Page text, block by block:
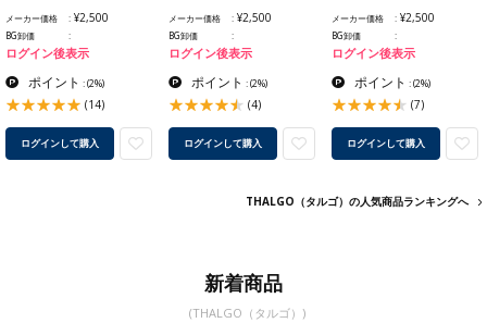
メーカー価格 ¥2,500
BG卸価
ログイン後表示
ポイント :(2%)
(14)
ログインして購入
メーカー価格 ¥2,500
BG卸価
ログイン後表示
ポイント :(2%)
(4)
ログインして購入
メーカー価格 ¥2,500
BG卸価
ログイン後表示
ポイント :(2%)
(7)
ログインして購入
THALGO（タルゴ）の人気商品ランキングへ
新着商品
(THALGO（タルゴ）)